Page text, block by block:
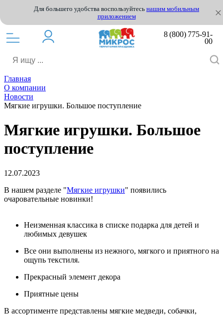
Для большего удобства воспользуйтесь нашим мобильным
приложением
8 (800) 775-91-
00
Главная
О компании
Новости
Мягкие игрушки. Большое поступление
Мягкие игрушки. Большое
поступление
12.07.2023
В нашем разделе "Мягкие игрушки" появились
очаровательные новинки!
Неизменная классика в списке подарка для детей и
любимых девушек
Все они выполнены из нежного, мягкого и приятного на
ощупь текстиля.
Прекрасный элемент декора
Приятные цены
В ассортименте представлены мягкие медведи, собачки,